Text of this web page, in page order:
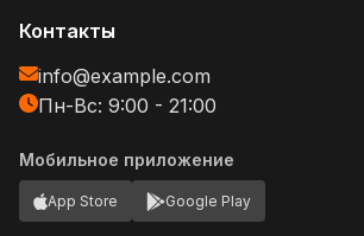
Контакты
info@example.com
Пн-Вс: 9:00 - 21:00
Мобильное приложение
App Store Google Play